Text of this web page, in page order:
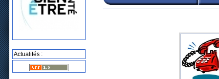
Actualités :